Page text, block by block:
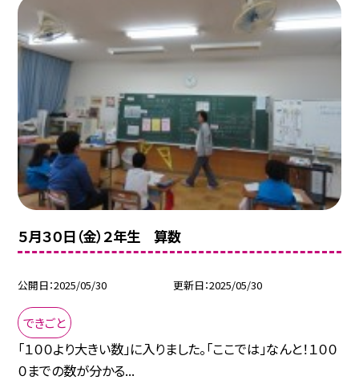
５月３０日（金）２年生 算数
公開日 2025/05/30 更新日 2025/05/30
できごと
「１００より大きい数」に入りました。「ここでは」なんと！１００
０までの数が分かる...